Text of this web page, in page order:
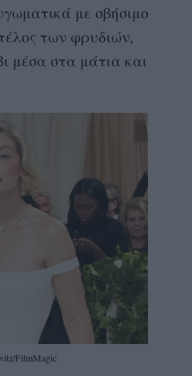
με σβήσιμο
των φρυδιών,
μέσα στα μάτια και
FilmMagic